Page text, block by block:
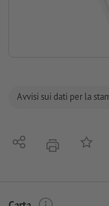
Avvisi sui dati per la
Condividistamparealla